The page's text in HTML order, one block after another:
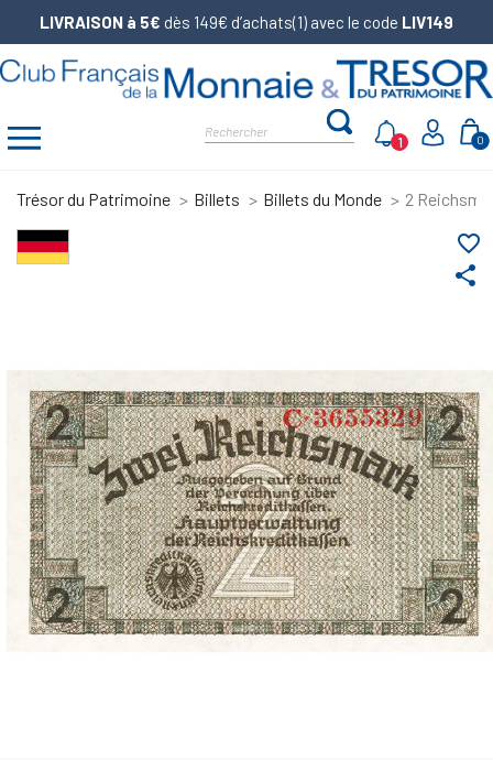
LIVRAISON à 5€ dès 149€ d’achats(1) avec le code LIV149
0
1
Trésor du Patrimoine Billets Billets du Monde 2
share
favorite_border